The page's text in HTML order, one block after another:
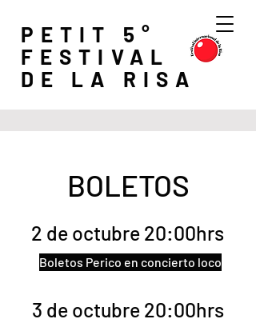
PETIT 5°
FESTIVAL
DE LA RISA
BOLETOS
2 de octubre 20:00hrs
Boletos Perico en concierto loco
3 de octubre 20:00hrs